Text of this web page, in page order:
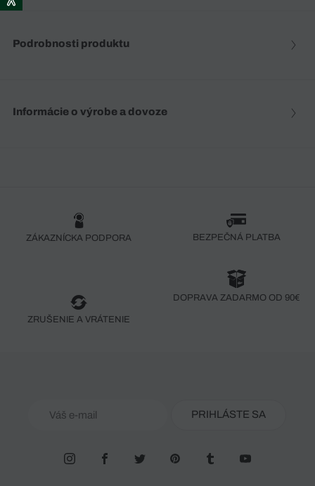
Podrobnosti produktu
Informácie o výrobe a dovoze
ZÁKAZNÍCKA PODPORA BEZPEČNÁ PLATBA
ZRUŠENIE A VRÁTENIE
DOPRAVA ZADARMO OD 90€
PRIHLÁSTE SA